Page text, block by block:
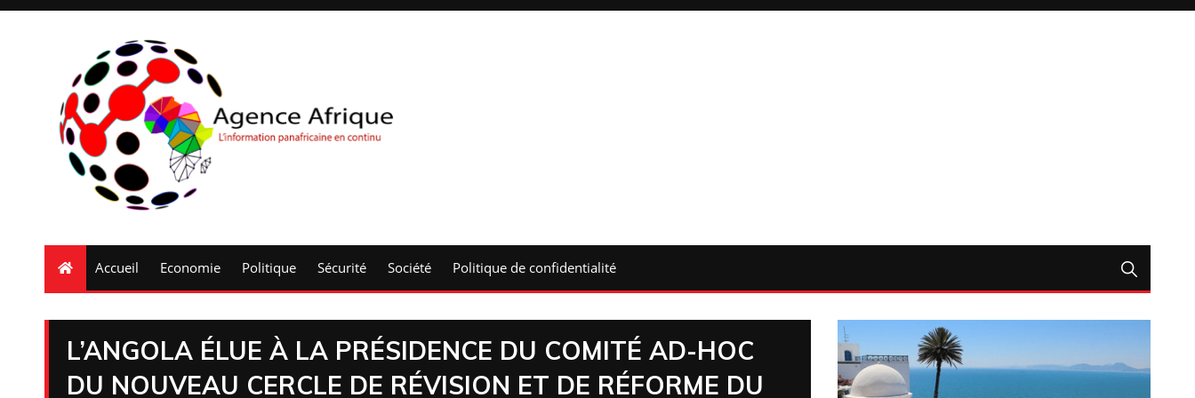
Accueil Economie Politique Sécurité Société Politique de confidentialité
L’ANGOLA ÉLUE À LA PRÉSIDENCE DU COMITÉ AD-HOC
DU NOUVEAU CERCLE DE RÉVISION ET DE RÉFORME DU